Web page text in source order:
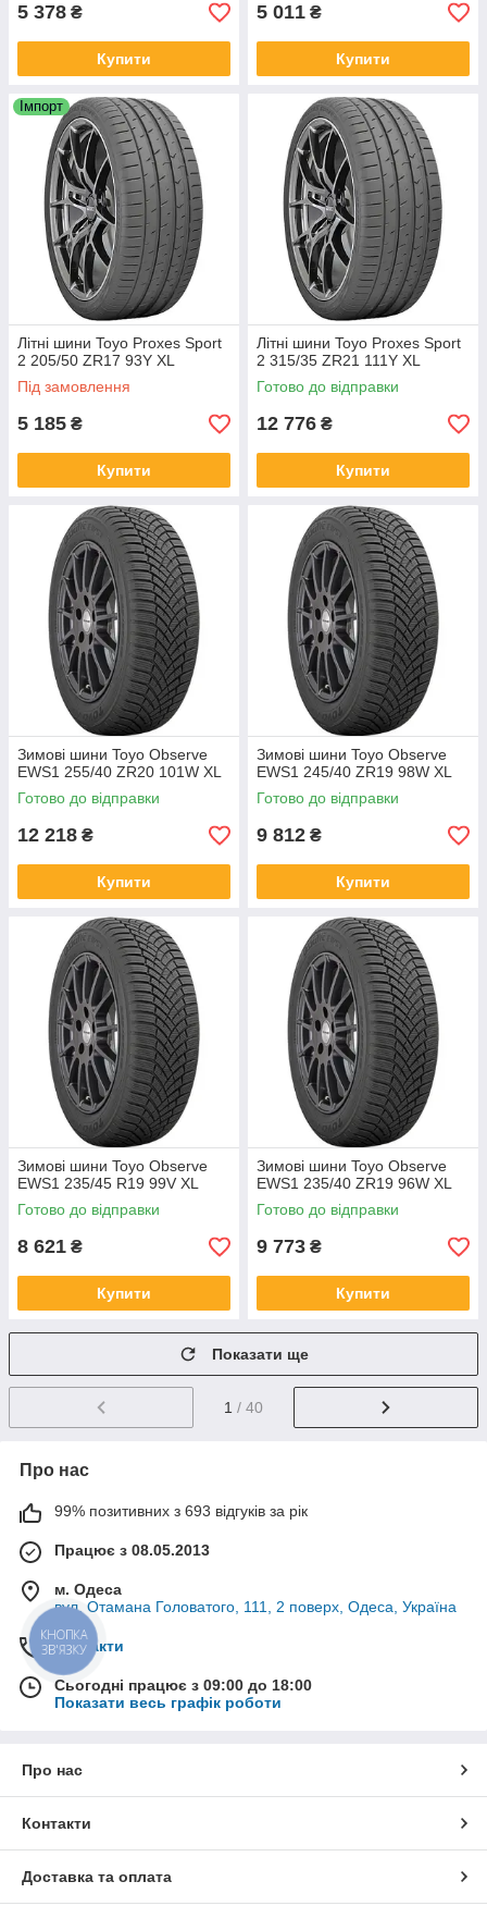
5 378 ₴
Купити
5 011 ₴
Купити
Імпорт
Літні шини Toyo Proxes Sport
2 205/50 ZR17 93Y XL
Під замовлення
5 185 ₴
Купити
Літні шини Toyo Proxes Sport
2 315/35 ZR21 111Y XL
Готово до відправки
12 776 ₴
Купити
Зимові шини Toyo Observe
EWS1 255/40 ZR20 101W XL
Готово до відправки
12 218 ₴
Купити
Зимові шини Toyo Observe
EWS1 245/40 ZR19 98W XL
Готово до відправки
9 812 ₴
Купити
Зимові шини Toyo Observe
EWS1 235/45 R19 99V XL
Готово до відправки
8 621 ₴
Купити
Зимові шини Toyo Observe
EWS1 235/40 ZR19 96W XL
Готово до відправки
9 773 ₴
Купити
Показати ще
1 / 40
Про нас
99% позитивних з 693 відгуків за рік
Працює з 08.05.2013
м. Одеса
вул. Отамана Головатого, 111, 2 поверх, Одеса, Україна
Контакти
Сьогодні працює з 09:00 до 18:00
Показати весь графік роботи
Про нас
Контакти
Доставка та оплата
КНОПКА
ЗВ'ЯЗКУ